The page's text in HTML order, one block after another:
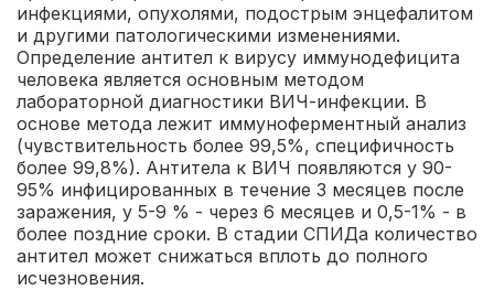
инфекциями, опухолями, подострым энцефалитом
и другими патологическими изменениями.
Определение антител к вирусу иммунодефицита
человека является основным методом
лабораторной диагностики ВИЧ-инфекции. В
основе метода лежит иммуноферментный анализ
(чувствительность более 99,5%, специфичность
более 99,8%). Антитела к ВИЧ появляются у 90-
95% инфицированных в течение 3 месяцев после
заражения, у 5-9 % - через 6 месяцев и 0,5-1% - в
более поздние сроки. В стадии СПИДа количество
антител может снижаться вплоть до полного
исчезновения.